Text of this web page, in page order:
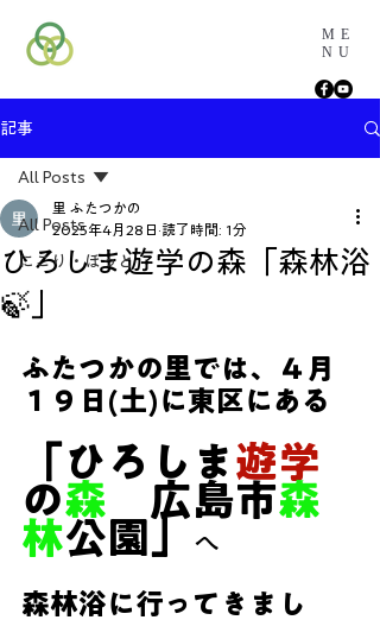
ME
NU
記事
All Posts
にこり・ほっと
All Posts
ひろしま遊学の森「森林浴
🍃」
里 ふたつかの
2025年4月28日 読了時間: 1分
ふたつかの里では、４月
１９日(土)に東区にある
「ひろしま遊学
の森 広島市森
林公園」 へ
森林浴に行ってきまし